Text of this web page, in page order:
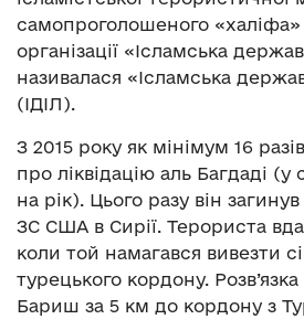
самопроголошеного
організації «Ісламська
називалася «Ісламська
(ІДІЛ).
З 2015 року як мінімум 16
про ліквідацію аль Багдаді
на рік). Цього разу він
ЗС США в Сирії. Терориста
коли той намагався вивезти
турецького кордону.
Бариш за 5 км до кордону з